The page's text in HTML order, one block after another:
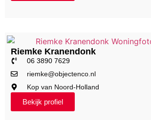
Riemke Kranendonk
06 3890 7629
riemke@objectenco.nl
Kop van Noord-Holland
Bekijk profiel